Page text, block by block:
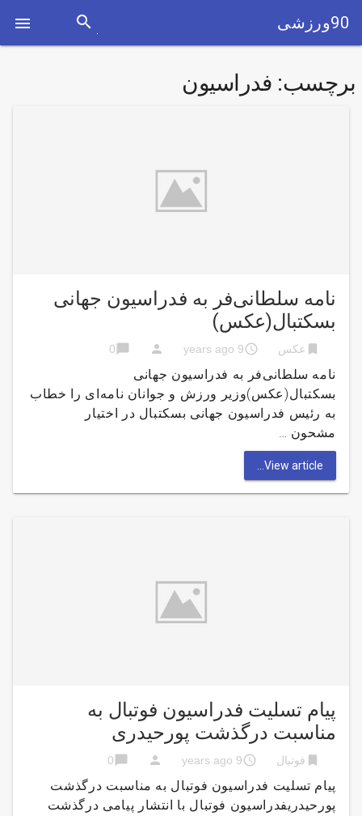
 90ورزشی search
برچسب: فدراسیون
نامه سلطانی‌فر به فدراسیون جهانی
بسکتبال(عکس)
bookmark عکس access_time
9 years ago
person
chat_bubble
0
نامه سلطانی‌فر به فدراسیون جهانی
بسکتبال(عکس)وزیر ورزش و جوانان نامه‌ای را خطاب
به رئیس فدراسیون جهانی بسکتبال در اختیار
مشحون …
View article...
پیام تسلیت فدراسیون فوتبال به
مناسبت درگذشت پورحیدری
bookmark فوتبال access_time
9 years ago
person
chat_bubble
0
پیام تسلیت فدراسیون فوتبال به مناسبت درگذشت
پورحیدریفدراسیون فوتبال با انتشار پیامی درگذشت